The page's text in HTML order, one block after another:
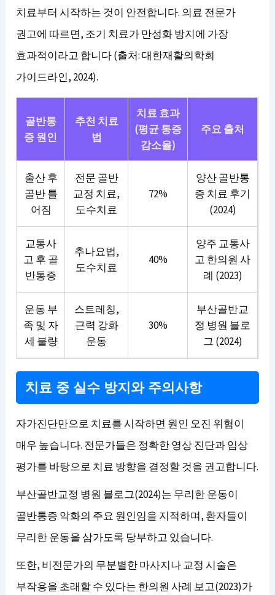
치료부터 시작하는 것이 안전합니다. 의료 전문가
권고에 따르면, 조기 치료가 만성화 방지에 가장
효과적이라고 합니다 (출처: 대한재활의학회
가이드라인, 2024).
골반통
증 원인
추천 치료
법
치료 효과
(평균 통증
감소율)
주요 출처
출산 후
골반 틀
어짐
전문 골반
교정 치료,
도수치료
72%
양산 골반통
증 치료 후기
(2024)
교통사
고 후 골
반통증
추나요법,
도수치료
40%
양주 교통사
고 한의원 사
례 (2023)
운동 부
족 및 자
세 불량
스트레칭,
근력 강화
운동
30%
부산골반교
정 병원 블로
그 (2024)
치료 중 실수 방지와 주의사항
자가진단만으로 치료를 시작하면 원인 오진 위험이
매우 높습니다. 전문가들은 정확한 영상 진단과 임상
평가를 바탕으로 치료 방향을 결정할 것을 권고합니다.
부산골반교정 병원 블로그(2024)는 무리한 운동이
골반통증 악화의 주요 원인임을 지적하며, 환자들이
무리한 운동을 삼가도록 당부하고 있습니다.
또한, 비전문가의 무분별한 마사지나 교정 시술은
부작용을 초래할 수 있다는 한의원 사례 보고(2023)가